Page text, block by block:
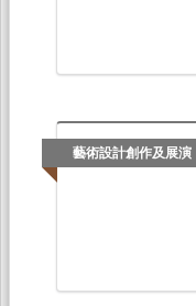
藝術設計創作及展演